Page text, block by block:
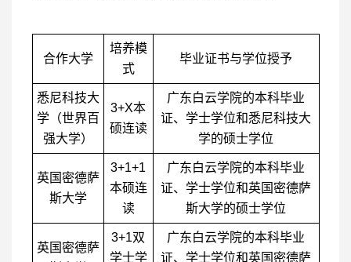
合作大学
培养模
式
毕业证书与学位授予
悉尼科技大
学（世界百
强大学）
3+X本
硕连读
广东白云学院的本科毕业
证、学士学位和悉尼科技大
学的硕士学位
英国密德萨
斯大学
3+1+1
本硕连
读
广东白云学院的本科毕业
证、学士学位和英国密德萨
斯大学的硕士学位
英国密德萨
3+1双
学士学
广东白云学院的本科毕业
证、学士学位和英国密德萨